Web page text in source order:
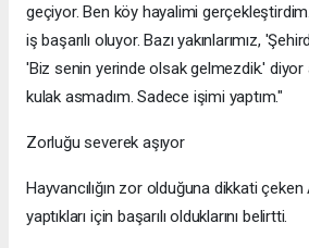
geçiyor. Ben köy hayalimi
iş başarılı oluyor. Bazı yakınlarımız,
'Biz senin yerinde olsak gelmezdik.' diyor
kulak asmadım. Sadece işimi yaptım."
Zorluğu severek aşıyor
Hayvancılığın zor olduğuna dikkati
yaptıkları için başarılı olduklarını belirtti.